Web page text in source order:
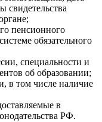
свидетельства
пенсионного
обязательного
специальности и
об образовании;
в том числе наличие
в
РФ.